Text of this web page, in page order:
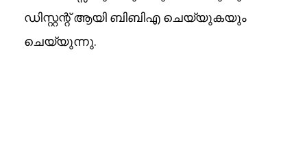
ഡിസ്റ്റന്റ് ആയി ബിബിഎ ചെയ്യുകയും
ചെയ്യുന്നു.